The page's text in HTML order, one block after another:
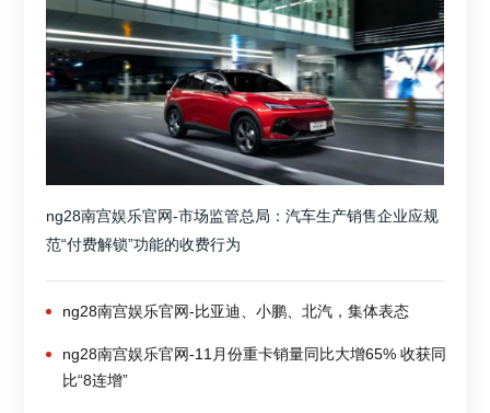
ng28南宫娱乐官网-市场监管总局：汽车生产销售企业应规
范“付费解锁”功能的收费行为
ng28南宫娱乐官网-比亚迪、小鹏、北汽，集体表态
ng28南宫娱乐官网-11月份重卡销量同比大增65% 收获同
比“8连增”